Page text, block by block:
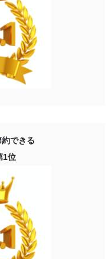
できる
位